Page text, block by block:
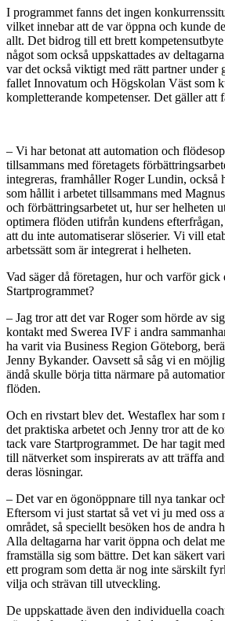
I programmet fanns det ingen
vilket innebar att de var öppna och kunde
allt. Det bidrog till ett brett
något som också uppskattades av
var det också viktigt med rätt partner under
fallet Innovatum och Högskolan Väst som
kompletterande kompetenser. Det gäller att
– Vi har betonat att automation och
tillsammans med företagets
integreras, framhåller Roger Lundin, också
som hållit i arbetet tillsammans med
och förbättringsarbetet ut, hur ser helheten
optimera flöden utifrån kundens efterfrågan,
att du inte automatiserar slöserier. Vi vill
arbetssätt som är integrerat i helheten.
Vad säger då företagen, hur och varför gick
Startprogrammet?
– Jag tror att det var Roger som hörde av
kontakt med Swerea IVF i andra
ha varit via Business Region Göteborg,
Jenny Bykander. Oavsett så såg vi en
ändå skulle börja titta närmare på
flöden.
Och en rivstart blev det. Westaflex har som
det praktiska arbetet och Jenny tror att de
tack vare Startprogrammet. De har tagit
till nätverket som inspirerats av att träffa
deras lösningar.
– Det var en ögonöppnare till nya tankar
Eftersom vi just startat så vet vi ju med oss
området, så speciellt besöken hos de andra
Alla deltagarna har varit öppna och delat
framställa sig som bättre. Det kan säkert
ett program som detta är nog inte särskilt
vilja och strävan till utveckling.
De uppskattade även den individuella